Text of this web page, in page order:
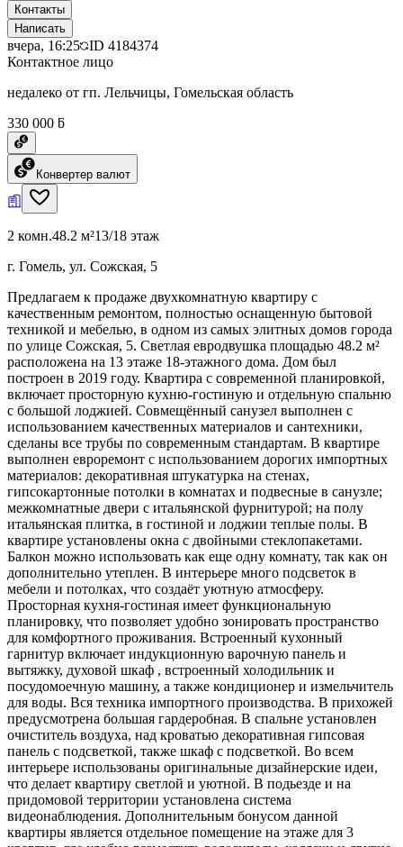
Контакты
Написать
вчера, 16:25 ID 4184374
Контактное лицо
недалеко от гп. Лельчицы, Гомельская область
330 000 ƃ
Конвертер валют
2 комн.48.2 м²13/18 этаж
г. Гомель, ул. Сожская, 5
Предлагаем к продаже двухкомнатную квартиру с
качественным ремонтом, полностью оснащенную бытовой
техникой и мебелью, в одном из самых элитных домов города
по улице Сожская, 5. Светлая евродвушка площадью 48.2 м²
расположена на 13 этаже 18-этажного дома. Дом был
построен в 2019 году. Квартира с современной планировкой,
включает просторную кухню-гостиную и отдельную спальню
с большой лоджией. Совмещённый санузел выполнен с
использованием качественных материалов и сантехники,
сделаны все трубы по современным стандартам. В квартире
выполнен евроремонт с использованием дорогих импортных
материалов: декоративная штукатурка на стенах,
гипсокартонные потолки в комнатах и подвесные в санузле;
межкомнатные двери с итальянской фурнитурой; на полу
итальянская плитка, в гостиной и лоджии теплые полы. В
квартире установлены окна с двойными стеклопакетами.
Балкон можно использовать как еще одну комнату, так как он
дополнительно утеплен. В интерьере много подсветок в
мебели и потолках, что создаёт уютную атмосферу.
Просторная кухня-гостиная имеет функциональную
планировку, что позволяет удобно зонировать пространство
для комфортного проживания. Встроенный кухонный
гарнитур включает индукционную варочную панель и
вытяжку, духовой шкаф , встроенный холодильник и
посудомоечную машину, а также кондиционер и измельчитель
для воды. Вся техника импортного производства. В прихожей
предусмотрена большая гардеробная. В спальне установлен
очиститель воздуха, над кроватью декоративная гипсовая
панель с подсветкой, также шкаф с подсветкой. Во всем
интерьере использованы оригинальные дизайнерские идеи,
что делает квартиру светлой и уютной. В подьезде и на
придомовой территории установлена система
видеонаблюдения. Дополнительным бонусом данной
квартиры является отдельное помещение на этаже для 3